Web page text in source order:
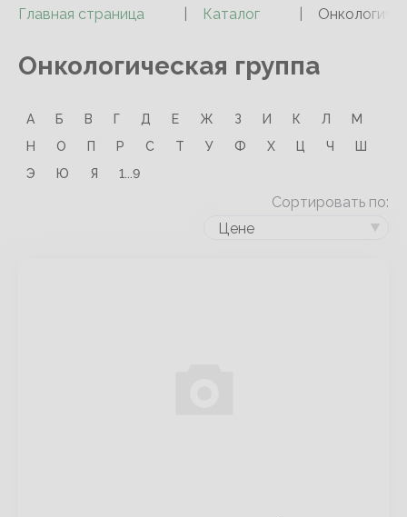
Главная страница Каталог
Онкологическая группа
А Б В Г Д Е Ж З И К Л
М
Н
О П Р С Т У Ф Х Ц Ч
Ш
Э
Ю Я 1...9
Сортировать по:
Цене